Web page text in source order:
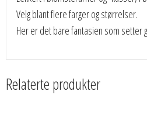
Velg blant flere farger og størrelser.
Her er det bare fantasien som setter
Relaterte produkter